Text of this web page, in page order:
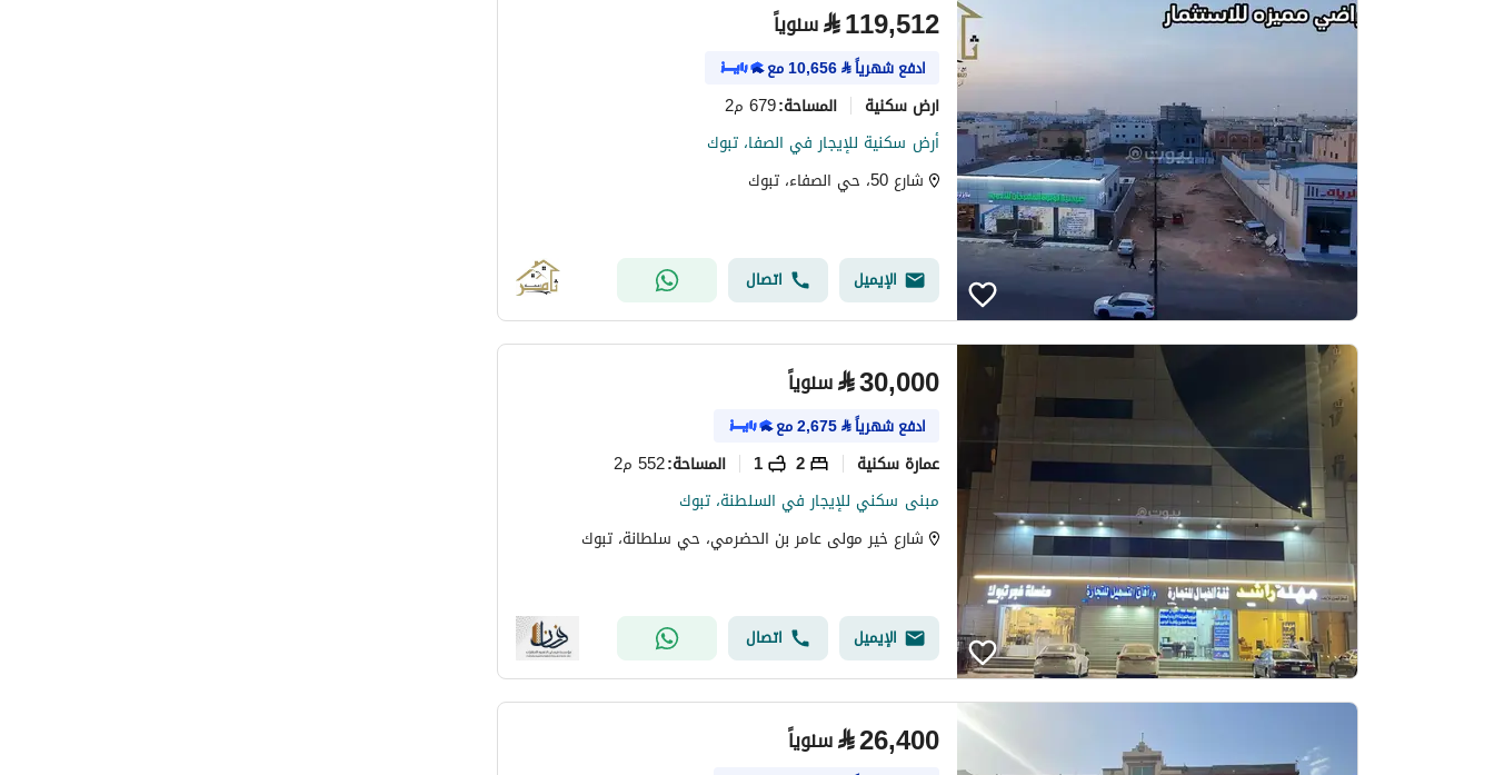
⃁119,512 سنوياً
ادفع شهرياً⃁
10,656مع
ارض سكنية المساحة:679 م2
أرض سكنية للإيجار في الصفا، تبوك
شارع 50، حي الصفاء، تبوك
الإيميل اتصال
⃁30,000 سنوياً
ادفع شهرياً⃁
2,675مع
عمارة سكنية 2
1 المساحة:552 م2
مبنى سكني للإيجار في السلطنة، تبوك
شارع خير مولى عامر بن الحضرمي، حي سلطانة، تبوك
الإيميل اتصال
⃁26,400 سنوياً